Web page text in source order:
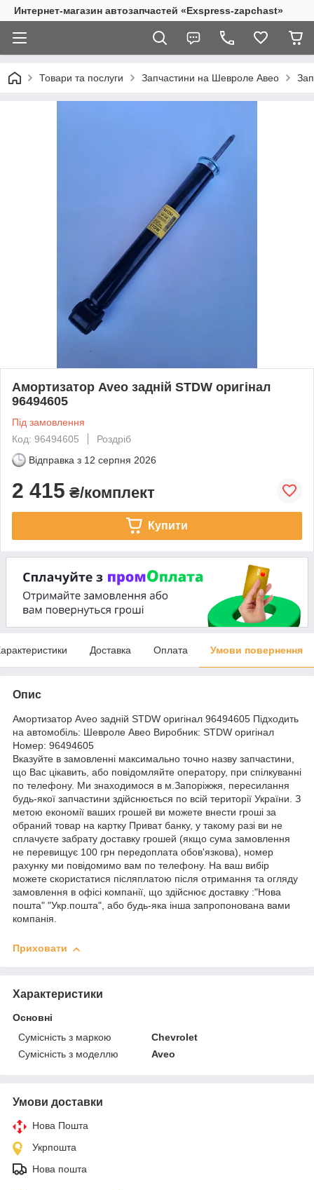
Интернет-магазин автозапчастей «Exspress-zapchast»
Товари та послуги Запчастини на Шевроле Авео
Амортизатор Aveo задній STDW оригінал
96494605
Під замовлення
Код: 96494605
Роздріб
Відправка з 12 серпня 2026
2 415 ₴/комплект
Купити
Доставка Оплата Умови повернення
Опис
Амортизатор Aveo задній STDW оригінал 96494605 Підходить
на автомобіль: Шевроле Авео Виробник: STDW оригінал
Номер: 96494605
Вказуйте в замовленні максимально точно назву запчастини,
що Вас цікавить, або повідомляйте оператору, при спілкуванні
по телефону. Ми знаходимося в м.Запоріжжя, пересилання
будь-якої запчастини здійснюється по всій території України. З
метою економії ваших грошей ви можете внести гроші за
обраний товар на картку Приват банку, у такому разі ви не
сплачуєте забрату доставку грошей (якщо сума замовлення
не перевищує 100 грн передоплата обов'язкова), номер
рахунку ми повідомимо вам по телефону. На ваш вибір
можете скористатися післяплатою після отримання та огляду
замовлення в офісі компанії, що здійснює доставку :"Нова
пошта" "Укр.пошта", або будь-яка інша запропонована вами
компанія.
Приховати
Характеристики
Основні
Сумісність з маркою
Chevrolet
Сумісність з моделлю
Aveo
Умови доставки
Нова Пошта
Укрпошта
Нова пошта